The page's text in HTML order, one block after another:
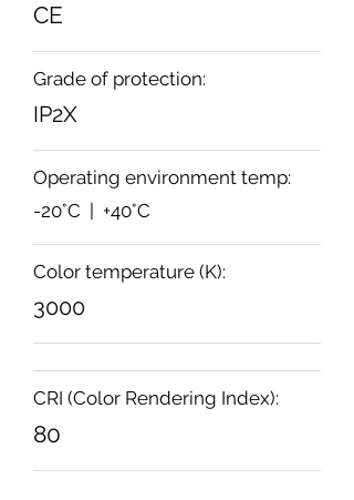
CE
Grade of protection:
IP2X
Operating environment temp:
-20°C | +40°C
Color temperature (K):
3000
CRI (Color Rendering Index):
80